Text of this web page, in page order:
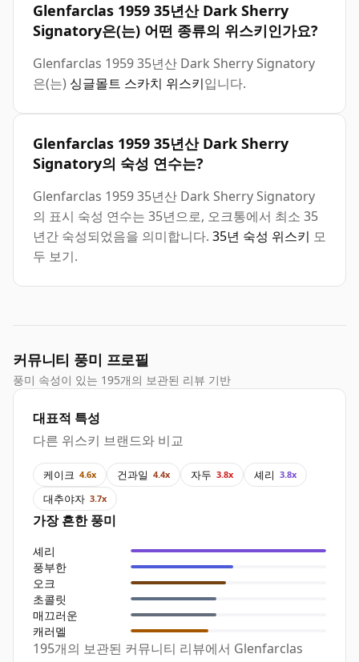
Glenfarclas 1959 35년산 Dark Sherry
Signatory은(는) 어떤 종류의 위스키인가요?
Glenfarclas 1959 35년산 Dark Sherry Signatory
은(는) 싱글몰트 스카치 위스키입니다.
Glenfarclas 1959 35년산 Dark Sherry
Signatory의 숙성 연수는?
Glenfarclas 1959 35년산 Dark Sherry Signatory
의 표시 숙성 연수는 35년으로, 오크통에서 최소 35
년간 숙성되었음을 의미합니다. 35년 숙성 위스키 모
두 보기.
커뮤니티 풍미 프로필
풍미 속성이 있는 195개의 보관된 리뷰 기반
대표적 특성
다른 위스키 브랜드와 비교
케이크 4.6x 건과일 4.4x 자두 3.8x 셰리 3.8x
대추야자 3.7x
가장 흔한 풍미
셰리
풍부한
오크
초콜릿
매끄러운
캐러멜
195개의 보관된 커뮤니티 리뷰에서 Glenfarclas